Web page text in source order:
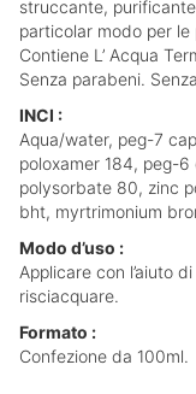
struccante,
particolar modo per
Contiene L’ Acqua
Senza parabeni.
INCI :
Aqua/water, peg-7
poloxamer 184, peg-
polysorbate 80, zinc
bht, myrtrimonium
Modo d’uso :
Applicare con l’aiuto
risciacquare.
Formato :
Confezione da 100ml.